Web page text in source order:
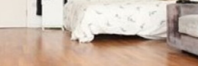
How to translate KamersUtrecht!
Alle veelgestelde vragen